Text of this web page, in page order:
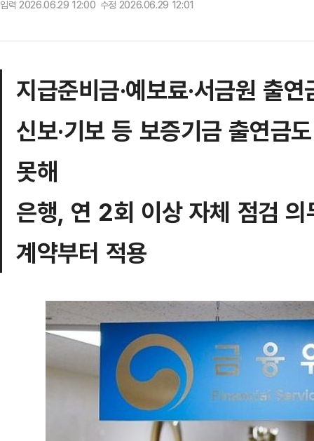
입력 2026.06.29 12:00 수정 2026.06.29 12:01
지급준비금·예보료·서금원 출
신보·기보 등 보증기금 출연
못해
은행, 연 2회 이상 자체 점검
계약부터 적용